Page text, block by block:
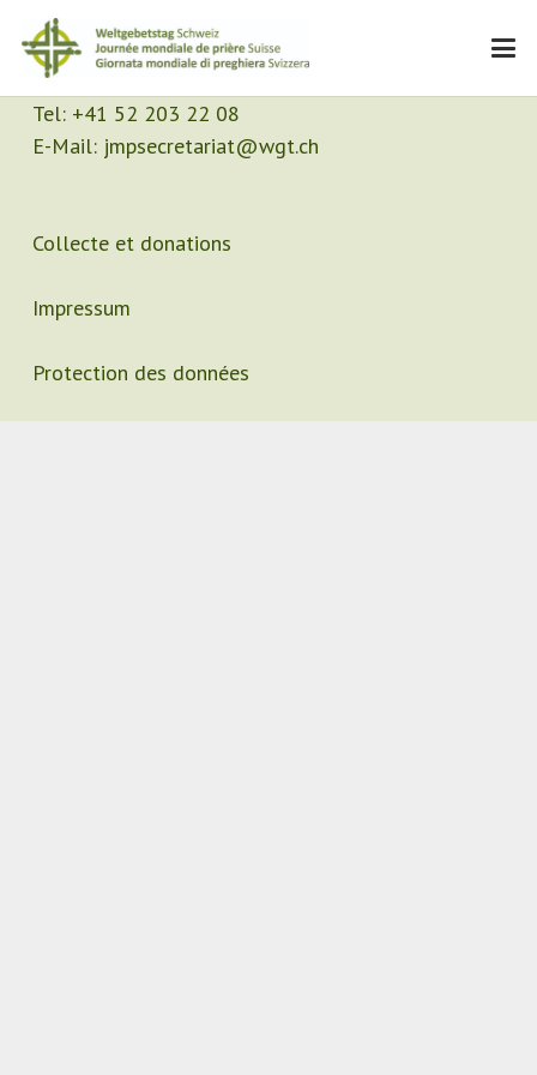
Contact
Secrétariat
Tel: +41 52 203 22 08
E-Mail: jmpsecretariat@wgt.ch
Collecte et donations
Impressum
Protection des données